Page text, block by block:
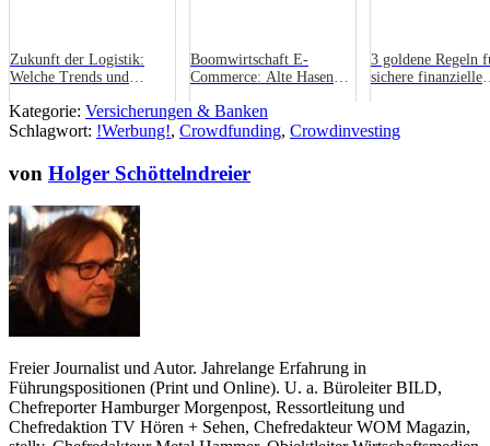
Zukunft der Logistik:
Welche Trends und
Unternehmen beachten?
Boomwirtschaft E-
Commerce: Alte Hasen
3 goldene Regeln
sichere finanzielle
Kategorie: Versicherungen & Banken
Schlagwort: !Werbung!, Crowdfunding, Crowdinvesting
von Holger Schöttelndreier
Freier Journalist und Autor. Jahrelange Erfahrung in
Führungspositionen (Print und Online). U. a. Büroleiter BILD,
Chefreporter Hamburger Morgenpost, Ressortleitung und
Chefredaktion TV Hören + Sehen, Chefredakteur WOM Magazin,